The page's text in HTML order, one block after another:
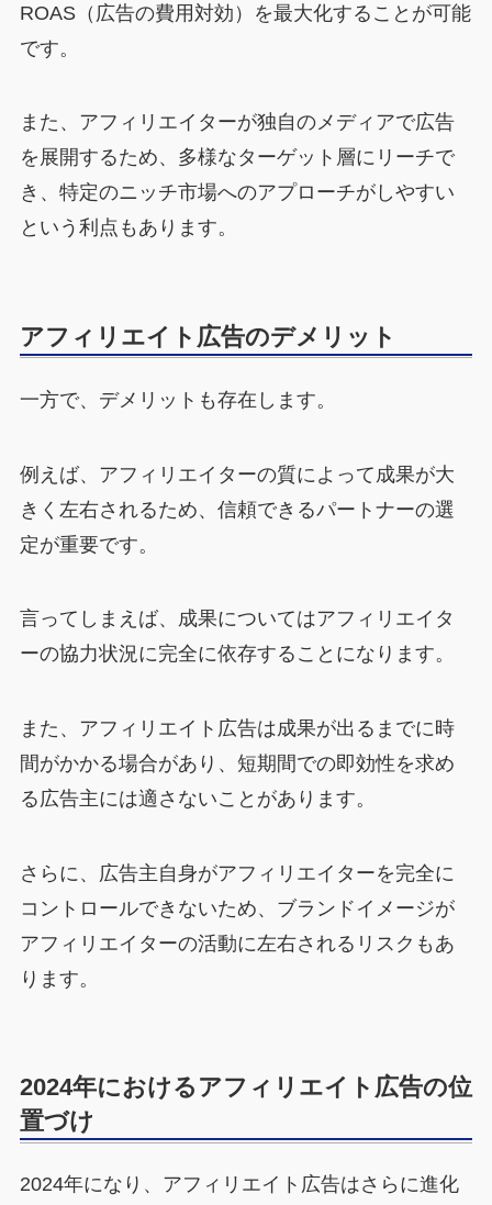
ROAS（広告の費用対効）を最大化することが可能
です。
また、アフィリエイターが独自のメディアで広告
を展開するため、多様なターゲット層にリーチで
き、特定のニッチ市場へのアプローチがしやすい
という利点もあります。
アフィリエイト広告のデメリット
一方で、デメリットも存在します。
例えば、アフィリエイターの質によって成果が大
きく左右されるため、信頼できるパートナーの選
定が重要です。
言ってしまえば、 成果についてはアフィリエイタ
ーの協力状況に完全に依存することになります。
また、アフィリエイト広告は成果が出るまでに時
間がかかる場合があり、短期間での即効性を求め
る広告主には適さないことがあります。
さらに、広告主自身がアフィリエイターを完全に
コントロールできないため、ブランドイメージが
アフィリエイターの活動に左右されるリスクもあ
ります。
2024年におけるアフィリエイト広告の位
置づけ
2024年になり、アフィリエイト広告はさらに進化